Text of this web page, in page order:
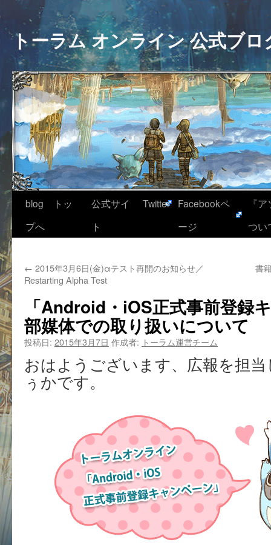
トーラム オンライン 公式ブロ
blog トッ
プへ
公式サイ
ト
Twitter
Facebookペ
ージ
『
つい
← 2015年3月6日(金)αテスト再開のお知らせ／
Restarting Alpha Test
書
「Android・iOS正式事前登録
部媒体での取り扱いについて
投稿日: 2015年3月7日 作成者: トーラム運営チーム
おはようございます、広報を担
ぅかです。